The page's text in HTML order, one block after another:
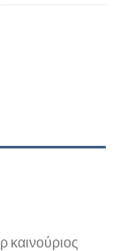
καινούριος